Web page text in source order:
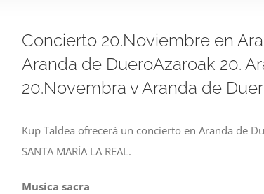
Concierto 20.Noviembre en
Aranda de DueroAzaroak 20.
20.Novembra v Aranda de
Kup Taldea ofrecerá un concierto en Aranda de
SANTA MARÍA LA REAL.
Musica sacra